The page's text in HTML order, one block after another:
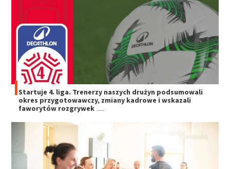
Startuje 4. liga. Trenerzy naszych drużyn podsumowali
okres przygotowawczy, zmiany kadrowe i wskazali
faworytów rozgrywek